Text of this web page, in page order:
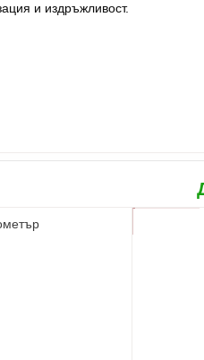
и издръжливост.